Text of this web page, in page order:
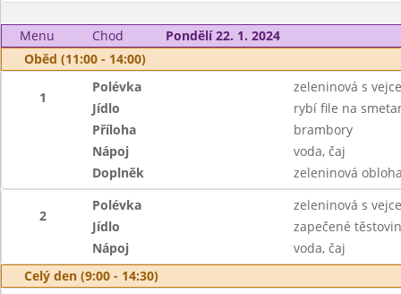
Menu Chod
Pondělí 22. 1. 2024
Oběd (11:00 - 14:00)
1
Polévka
zeleninová s
Jídlo
rybí file na
Příloha
brambory
Nápoj
voda, čaj
Doplněk
zeleninová
2
Polévka
zeleninová s
Jídlo
zapečené
Nápoj
voda, čaj
Celý den (9:00 - 14:30)